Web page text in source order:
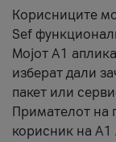
Корисниците
Sef
Мојот А1
изберат дали
пакет или
Примателот на
корисник на А1